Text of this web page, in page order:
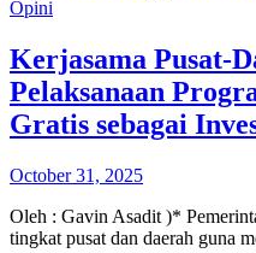
Opini
Kerjasama Pusat-
Pelaksanaan
Gratis sebagai
October 31, 2025
Oleh : Gavin Asadit )*
tingkat pusat dan daerah guna